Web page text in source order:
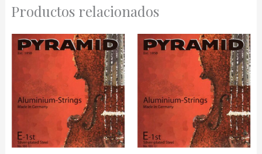
Productos relacionados